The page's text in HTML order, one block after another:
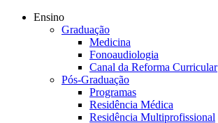
Ensino
Graduação
Medicina
Fonoaudiologia
Canal da Reforma Curricular
Pós-Graduação
Programas
Residência Médica
Residência Multiprofissional